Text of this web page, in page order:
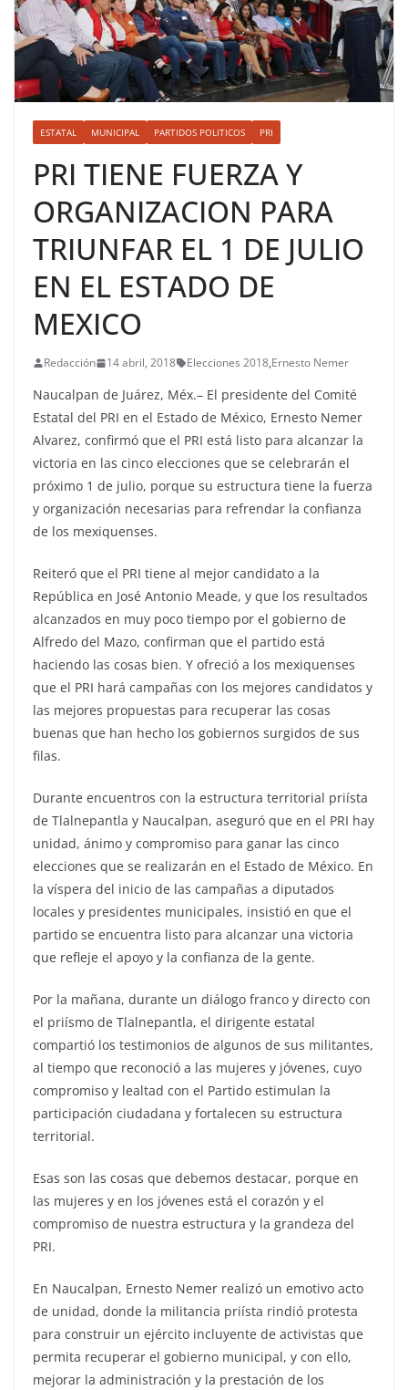
ESTATAL MUNICIPAL PARTIDOS POLITICOS PRI
PRI TIENE FUERZA Y
ORGANIZACION PARA
TRIUNFAR EL 1 DE JULIO
EN EL ESTADO DE
MEXICO
Redacción 14 abril, 2018 Elecciones 2018,Ernesto Nemer
Naucalpan de Juárez, Méx.– El presidente del Comité
Estatal del PRI en el Estado de México, Ernesto Nemer
Alvarez, confirmó que el PRI está listo para alcanzar la
victoria en las cinco elecciones que se celebrarán el
próximo 1 de julio, porque su estructura tiene la fuerza
y organización necesarias para refrendar la confianza
de los mexiquenses.
Reiteró que el PRI tiene al mejor candidato a la
República en José Antonio Meade, y que los resultados
alcanzados en muy poco tiempo por el gobierno de
Alfredo del Mazo, confirman que el partido está
haciendo las cosas bien. Y ofreció a los mexiquenses
que el PRI hará campañas con los mejores candidatos y
las mejores propuestas para recuperar las cosas
buenas que han hecho los gobiernos surgidos de sus
filas.
Durante encuentros con la estructura territorial priísta
de Tlalnepantla y Naucalpan, aseguró que en el PRI hay
unidad, ánimo y compromiso para ganar las cinco
elecciones que se realizarán en el Estado de México. En
la víspera del inicio de las campañas a diputados
locales y presidentes municipales, insistió en que el
partido se encuentra listo para alcanzar una victoria
que refleje el apoyo y la confianza de la gente.
Por la mañana, durante un diálogo franco y directo con
el priísmo de Tlalnepantla, el dirigente estatal
compartió los testimonios de algunos de sus militantes,
al tiempo que reconoció a las mujeres y jóvenes, cuyo
compromiso y lealtad con el Partido estimulan la
participación ciudadana y fortalecen su estructura
territorial.
Esas son las cosas que debemos destacar, porque en
las mujeres y en los jóvenes está el corazón y el
compromiso de nuestra estructura y la grandeza del
PRI.
En Naucalpan, Ernesto Nemer realizó un emotivo acto
de unidad, donde la militancia priísta rindió protesta
para construir un ejército incluyente de activistas que
permita recuperar el gobierno municipal, y con ello,
mejorar la administración y la prestación de los